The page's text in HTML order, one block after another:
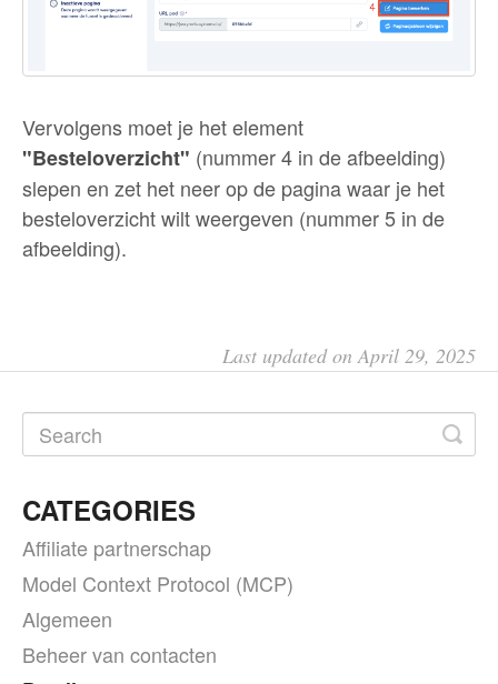
Vervolgens moet je het element
"Besteloverzicht" (nummer 4 in de afbeelding)
slepen en zet het neer op de pagina waar je het
besteloverzicht wilt weergeven (nummer 5 in de
afbeelding).
Last updated on April 29, 2025
CATEGORIES
Affiliate partnerschap
Model Context Protocol (MCP)
Algemeen
Beheer van contacten